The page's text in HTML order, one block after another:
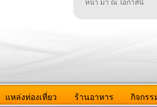
หน้า มา ณ โอกาสนี้
แหล่งท่องเที่ยว ร้านอาหาร กิจกรร